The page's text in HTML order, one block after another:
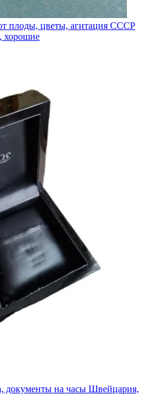
плоды, цветы, агитация СССР
хорошие
документы на часы Швейцария,